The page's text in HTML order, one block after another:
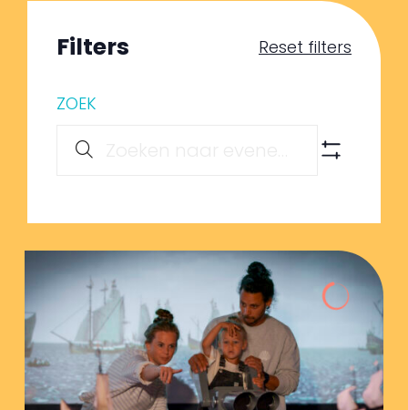
Filters Reset filters
ZOEK
Agenda
Zoeken
weergeven
navigatie
Vul
Zoek
voor
Agenda
met
keyword.